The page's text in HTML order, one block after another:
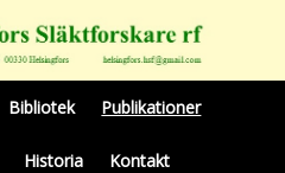
Bibliotek Publikationer
Historia Kontakt